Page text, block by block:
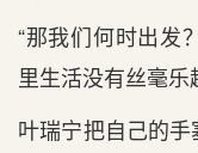
“那我们何时出发
里生活没有丝毫乐
叶瑞宁把自己的